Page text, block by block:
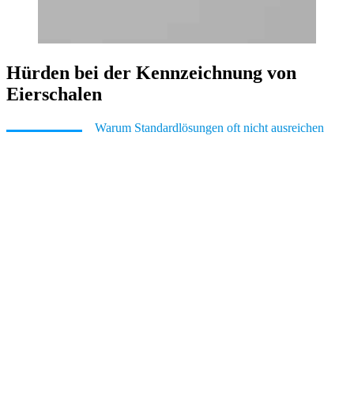
Hürden bei der Kennzeichnung von
Eierschalen
Warum Standardlösungen oft nicht ausreichen